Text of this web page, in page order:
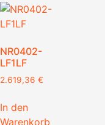
NR0402-
LF1LF
2.619,36 €
In den
Warenkorb